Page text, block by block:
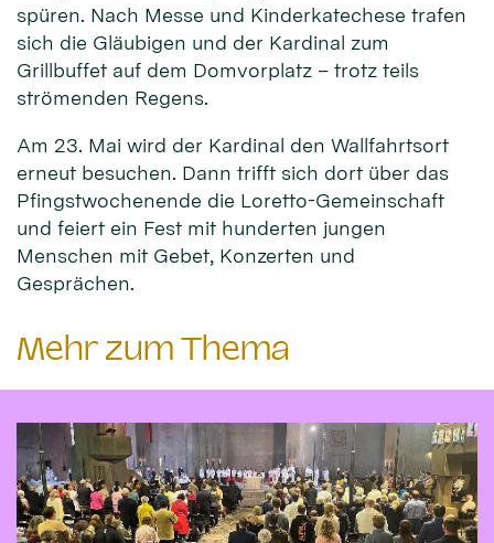
spüren. Nach Messe und Kinderkatechese trafen
sich die Gläubigen und der Kardinal zum
Grillbuffet auf dem Domvorplatz – trotz teils
strömenden Regens.
Am 23. Mai wird der Kardinal den Wallfahrtsort
erneut besuchen. Dann trifft sich dort über das
Pfingstwochenende die Loretto-Gemeinschaft
und feiert ein Fest mit hunderten jungen
Menschen mit Gebet, Konzerten und
Gesprächen.
Mehr zum Thema